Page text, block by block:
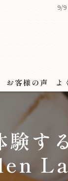
9/
お客様の声 よ
す